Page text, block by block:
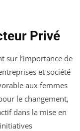
Privé
sur l’importance de
et société
aux femmes
le changement,
dans la mise en